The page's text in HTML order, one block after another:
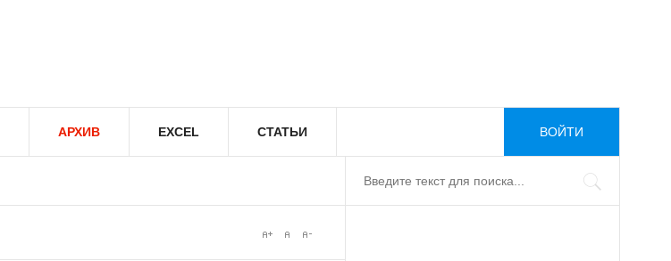
АРХИВ EXCEL СТАТЬИ ВОЙТИ